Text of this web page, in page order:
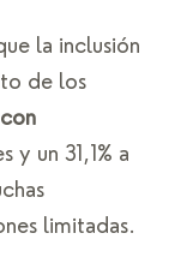
la inclusión
de los
y un 31,1% a
limitadas.